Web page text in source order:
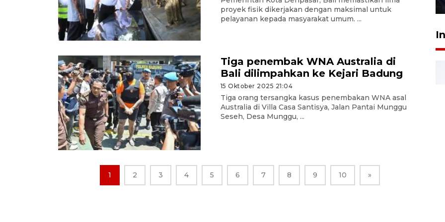
proyek fisik dikerjakan dengan maksimal untuk
pelayanan kepada masyarakat umum. ...
Tiga penembak WNA Australia di
Bali dilimpahkan ke Kejari Badung
15 Oktober 2025 21:04
Tiga orang tersangka kasus penembakan WNA asal
Australia di Villa Casa Santisya, Jalan Pantai Munggu
Seseh, Desa Munggu, ...
1 2 3 4 5 6 7 8 9 10 »